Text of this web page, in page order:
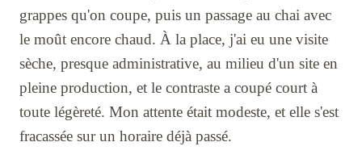
grappes qu'on coupe, puis un passage au chai avec
le moût encore chaud. À la place, j'ai eu une visite
sèche, presque administrative, au milieu d'un site en
pleine production, et le contraste a coupé court à
toute légèreté. Mon attente était modeste, et elle s'est
fracassée sur un horaire déjà passé.